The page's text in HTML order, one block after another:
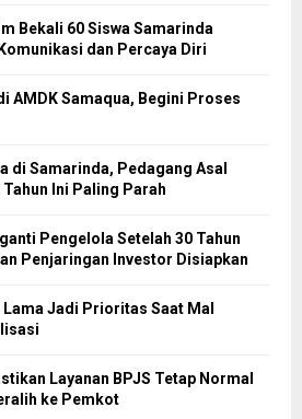
Bekali 60 Siswa Samarinda
dan Percaya Diri
AMDK Samaqua, Begini Proses
di Samarinda, Pedagang Asal
Ini Paling Parah
Pengelola Setelah 30 Tahun
Penjaringan Investor Disiapkan
Lama Jadi Prioritas Saat Mal
Layanan BPJS Tetap Normal
ke Pemkot